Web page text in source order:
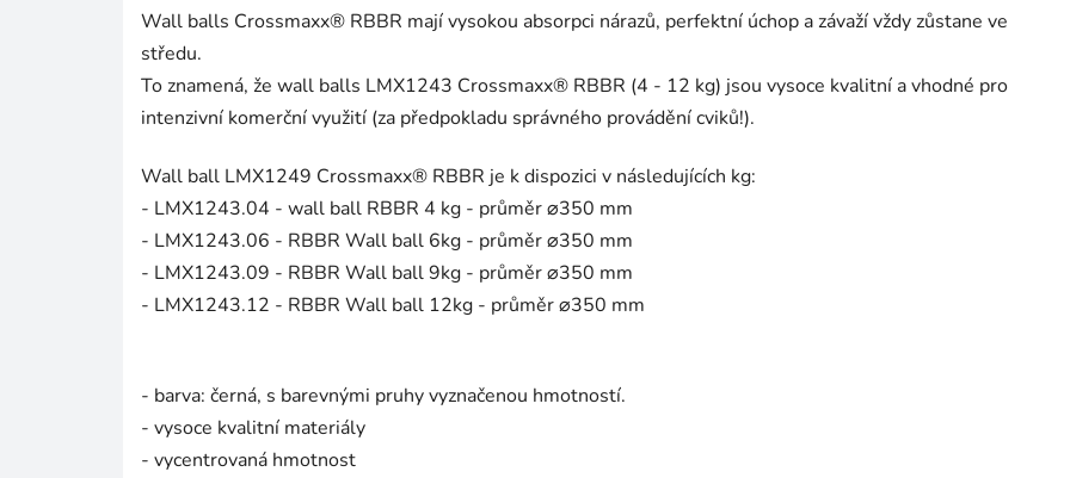
Wall balls Crossmaxx® RBBR mají vysokou absorpci nárazů, perfektní úchop a závaží vždy zůstane ve
středu.
To znamená, že wall balls LMX1243 Crossmaxx® RBBR (4 - 12 kg) jsou vysoce kvalitní a vhodné pro
intenzivní komerční využití (za předpokladu správného provádění cviků!).
Wall ball LMX1249 Crossmaxx® RBBR je k dispozici v následujících kg:
- LMX1243.04 - wall ball RBBR 4 kg - průměr ⌀350 mm
- LMX1243.06 - RBBR Wall ball 6kg - průměr ⌀350 mm
- LMX1243.09 - RBBR Wall ball 9kg - průměr ⌀350 mm
- LMX1243.12 - RBBR Wall ball 12kg - průměr ⌀350 mm
- barva: černá, s barevnými pruhy vyznačenou hmotností.
- vysoce kvalitní materiály
- vycentrovaná hmotnost